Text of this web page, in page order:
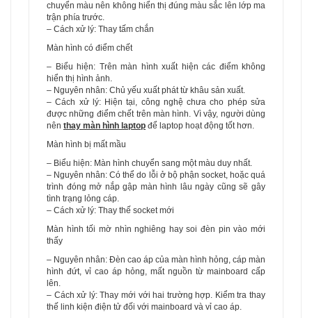
chuyển màu nên không hiển thị đúng màu sắc lên lớp ma
trận phía trước.
– Cách xử lý: Thay tấm chắn
Màn hình có điểm chết
– Biểu hiện: Trên màn hình xuất hiện các điểm không
hiển thị hình ảnh.
– Nguyên nhân: Chủ yếu xuất phát từ khâu sản xuất.
– Cách xử lý: Hiện tại, công nghệ chưa cho phép sửa
được những điểm chết trên màn hình. Vì vậy, người dùng
nên thay màn hình laptop để laptop hoạt động tốt hơn.
Màn hình bị mất mầu
– Biểu hiện: Màn hình chuyển sang một màu duy nhất.
– Nguyên nhân: Có thể do lỗi ở bộ phận socket, hoặc quá
trình đóng mở nắp gập màn hình lâu ngày cũng sẽ gây
tình trạng lỏng cáp.
– Cách xử lý: Thay thế socket mới
Màn hình tối mờ nhìn nghiêng hay soi đèn pin vào mới
thấy
– Nguyên nhân: Đèn cao áp của màn hình hỏng, cáp màn
hình đứt, vỉ cao áp hỏng, mất nguồn từ mainboard cấp
lên.
– Cách xử lý: Thay mới với hai trường hợp. Kiểm tra thay
thế linh kiện điện tử đối với mainboard và vỉ cao áp.